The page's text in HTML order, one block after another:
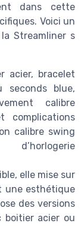
dans cette
Voici un
Streamliner s
acier, bracelet
seconds blue,
calibre
complications
calibre swing
elle mise sur
une esthétique
des versions
acier ou